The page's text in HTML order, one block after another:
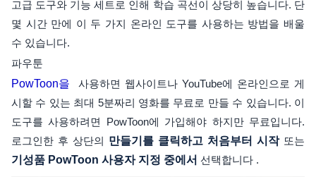
고급 도구와 기능 세트로 인해 학습 곡선이 상당히 높습니다. 단
몇 시간 만에 이 두 가지 온라인 도구를 사용하는 방법을 배울
수 있습니다.
파우툰
PowToon을 사용하면 웹사이트나 YouTube에 온라인으로 게
시할 수 있는 최대 5분짜리 영화를 무료로 만들 수 있습니다. 이
도구를 사용하려면 PowToon에 가입해야 하지만 무료입니다.
로그인한 후 상단의 만들기를 클릭하고 처음부터 시작또는
기성품 PowToon 사용자 지정 중에서 선택합니다 .